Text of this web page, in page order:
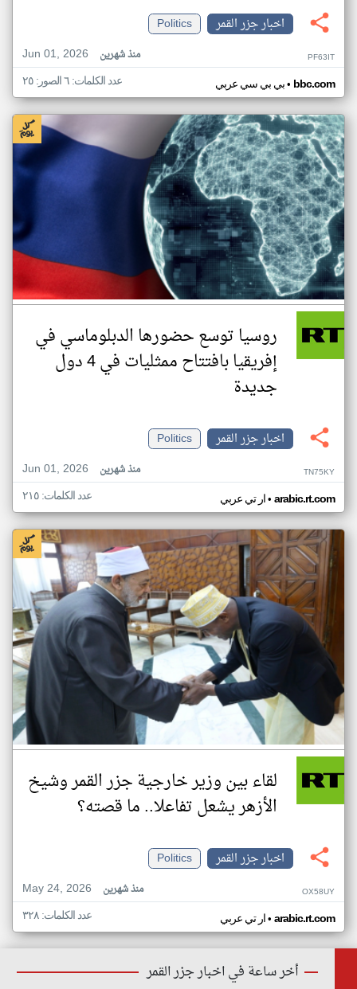
اخبار جزر القمر
Politics
Jun 01, 2026
منذ شهرين PF63IT
بي بي سي عربي• bbc.com عدد الكلمات: ٦ الصور: ٢٥
روسيا توسع حضورها الدبلوماسي في
إفريقيا بافتتاح ممثليات في 4 دول
جديدة
اخبار جزر القمر
Politics
Jun 01, 2026
منذ شهرين TN75KY
ار تي عربي• arabic.rt.com عدد الكلمات: ٢١٥
لقاء بين وزير خارجية جزر القمر وشيخ
الأزهر يشعل تفاعلا.. ما قصته؟
اخبار جزر القمر
Politics
May 24, 2026
منذ شهرين OX58UY
ار تي عربي• arabic.rt.com عدد الكلمات: ٣٢٨
أخر ساعة في اخبار جزر القمر